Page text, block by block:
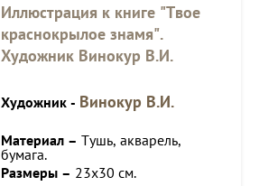
Иллюстрация к книге "Твое
краснокрылое знамя".
Художник Винокур В.И.
Художник - Винокур В.И.
Материал – Тушь, акварель,
бумага.
Размеры – 23х30 см.